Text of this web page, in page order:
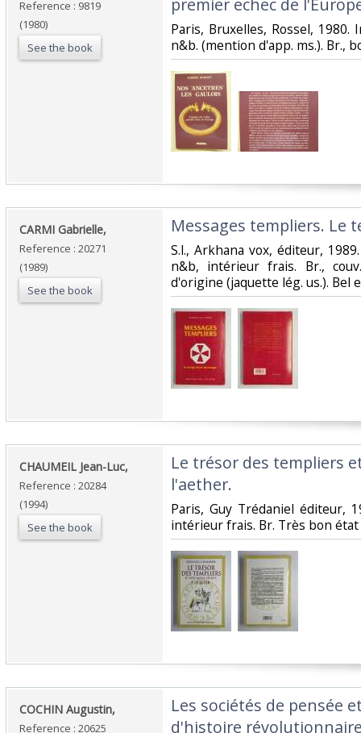
Reference : 9819
(1980)
See the book
premier echec de
‎Paris, Bruxelles, Rossel,
n&b. (mention d'app. ms.). Br.,
‎CARMI Gabrielle,‎
Reference : 20271
(1989)
See the book
‎Messages templiers. Le
‎S.l., Arkhana vox, éditeur,
n&b, intérieur frais. Br.,
d'origine (jaquette lég. us.). Bel
‎CHAUMEIL Jean-Luc,‎
Reference : 20284
(1994)
See the book
‎Le trésor des templiers
l'aether.‎
‎Paris, Guy Trédaniel éditeur,
intérieur frais. Br. Très bon
‎COCHIN Augustin,‎
Reference : 20625
‎Les sociétés de pensée
d'histoire